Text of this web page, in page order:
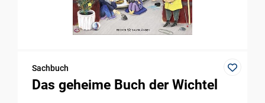
Sachbuch
Das geheime Buch der Wichtel